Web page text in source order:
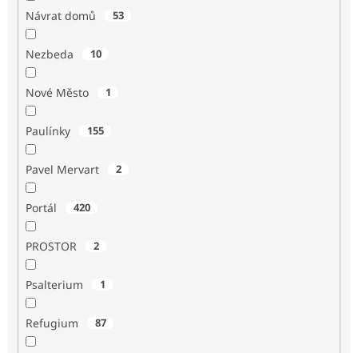
Návrat domů 53
Nezbeda 10
Nové Město 1
Paulínky 155
Pavel Mervart 2
Portál 420
PROSTOR 2
Psalterium 1
Refugium 87